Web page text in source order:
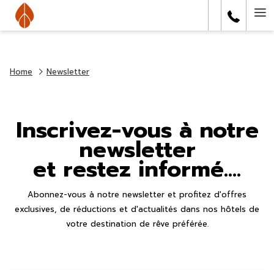
Home Newsletter
Inscrivez-vous à notre
newsletter
et restez informé....
Abonnez-vous à notre newsletter et profitez d'offres
exclusives, de réductions et d'actualités dans nos hôtels de
votre destination de rêve préférée.